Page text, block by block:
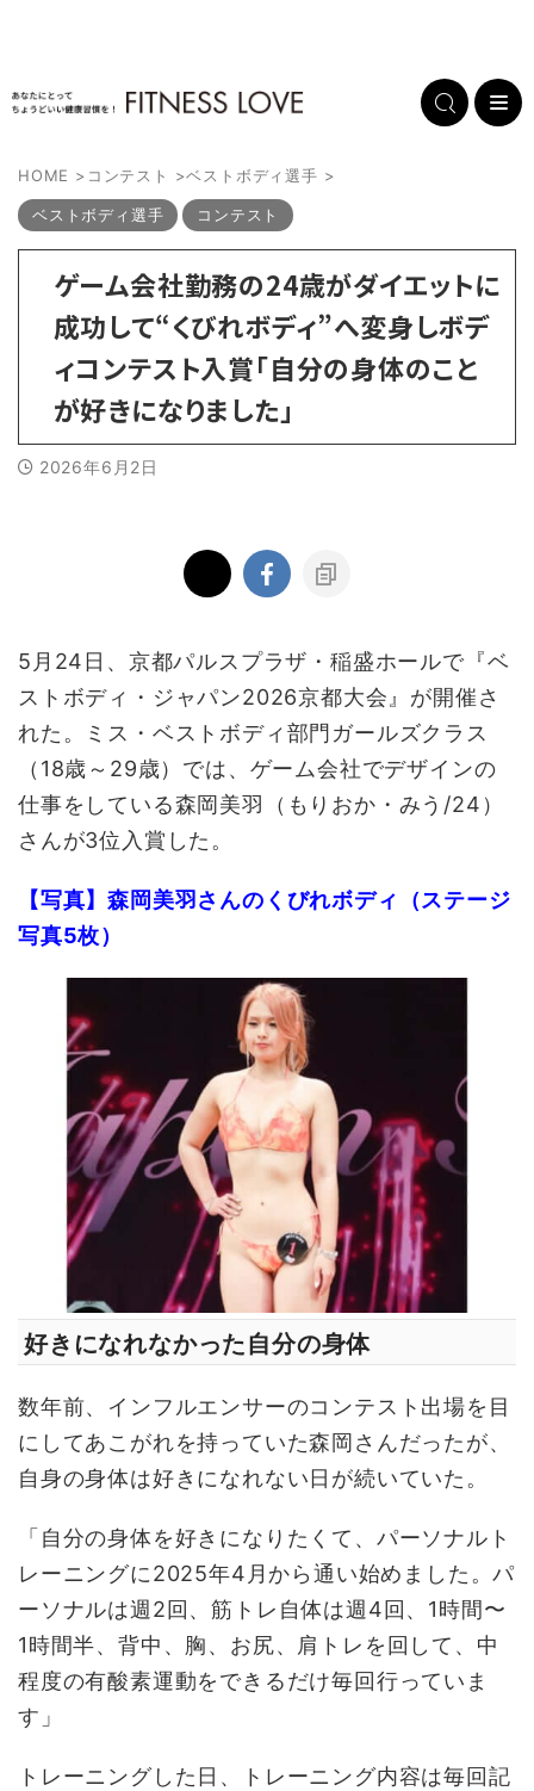
HOME > コンテスト >ベストボディ選手 >
ベストボディ選手 コンテスト
ゲーム会社勤務の24歳がダイエットに
成功して“くびれボディ”へ変身しボデ
ィコンテスト入賞「自分の身体のこと
が好きになりました」
2026年6月2日
5月24日、京都パルスプラザ・稲盛ホールで『ベ
ストボディ・ジャパン2026京都大会』が開催さ
れた。ミス・ベストボディ部門ガールズクラス
（18歳～29歳）では、ゲーム会社でデザインの
仕事をしている森岡美羽（もりおか・みう/24）
さんが3位入賞した。
【写真】森岡美羽さんのくびれボディ（ステージ
写真5枚）
好きになれなかった自分の身体
数年前、インフルエンサーのコンテスト出場を目
にしてあこがれを持っていた森岡さんだったが、
自身の身体は好きになれない日が続いていた。
「自分の身体を好きになりたくて、パーソナルト
レーニングに2025年4月から通い始めました。パ
ーソナルは週2回、筋トレ自体は週4回、1時間〜
1時間半、背中、胸、お尻、肩トレを回して、中
程度の有酸素運動をできるだけ毎回行っていま
す」
トレーニングした日、トレーニング内容は毎回記